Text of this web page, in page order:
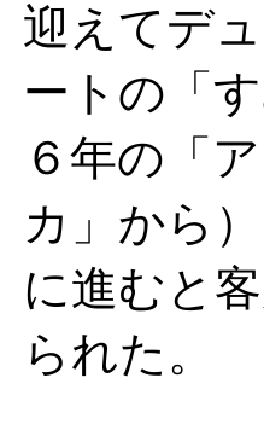
迎えてデ
ートの「
６年の「
カ」から
に進むと
られた。